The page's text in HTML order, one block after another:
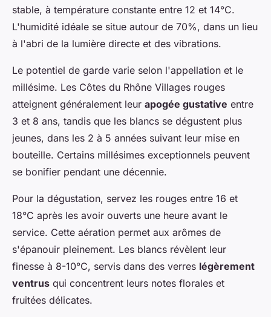
stable, à température constante entre 12 et 14°C.
L'humidité idéale se situe autour de 70%, dans un lieu
à l'abri de la lumière directe et des vibrations.
Le potentiel de garde varie selon l'appellation et le
millésime. Les Côtes du Rhône Villages rouges
atteignent généralement leur apogée gustative entre
3 et 8 ans, tandis que les blancs se dégustent plus
jeunes, dans les 2 à 5 années suivant leur mise en
bouteille. Certains millésimes exceptionnels peuvent
se bonifier pendant une décennie.
Pour la dégustation, servez les rouges entre 16 et
18°C après les avoir ouverts une heure avant le
service. Cette aération permet aux arômes de
s'épanouir pleinement. Les blancs révèlent leur
finesse à 8-10°C, servis dans des verres légèrement
ventrus qui concentrent leurs notes florales et
fruitées délicates.